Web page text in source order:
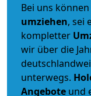
Bei uns können
umziehen, sei
kompletter
wir über die
unterwegs.
Angebote und